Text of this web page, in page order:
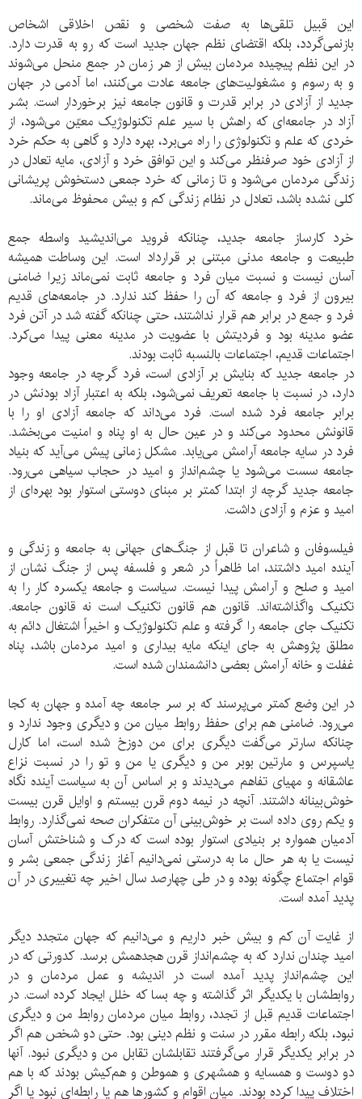
این قبیل تلقی‌ها به صفت شخصی و نقص اخلاقی اشخاص
بازنمی‌گردد، بلکه اقتضای نظم جهان جدید است که رو به قدرت دارد.
در این نظم پیچیده مردمان بیش از هر زمان در جمع منحل می‌شوند
و به رسوم و مشغولیت‌های جامعه عادت می‌کنند، اما آدمی در جهان
جدید از آزادی در برابر قدرت و قانون جامعه نیز برخوردار است. بشر
آزاد در جامعه‌ای که راهش با سیر علم تکنولوژیک معیّن می‌شود، از
خردی که علم و تکنولوژی را راه می‌برد، بهره دارد و گاهی به حکم خرد
از آزادی خود صرفنظر می‌کند و این توافق خرد و آزادی، مایه تعادل در
زندگی مردمان می‌شود و تا زمانی که خرد جمعی دستخوش پریشانی
کلی نشده باشد، تعادل در نظام زندگی کم و بیش محفوظ می‌ماند.
خرد کارساز جامعه جدید، چنانکه فروید می‌اندیشید واسطه جمع
طبیعت و جامعه مدنی مبتنی بر قرارداد است. این وساطت همیشه
آسان نیست و نسبت میان فرد و جامعه ثابت نمی‌ماند زیرا ضامنی
بیرون از فرد و جامعه که آن را حفظ کند ندارد. در جامعه‌های قدیم
فرد و جمع در برابر هم قرار نداشتند، حتی چنانکه گفته شد در آتن فرد
عضو مدینه بود و فردیتش با عضویت در مدینه معنی پیدا می‌کرد.
اجتماعات قدیم، اجتماعات بالنسبه ثابت بودند.
در جامعه جدید که بنایش بر آزادی است، فرد گرچه در جامعه وجود
دارد، در نسبت با جامعه تعریف نمی‌شود، بلکه به اعتبار آزاد بودنش در
برابر جامعه فرد شده است. فرد می‌داند که جامعه آزادی او را با
قانونش محدود می‌کند و در عین حال به او پناه و امنیت می‌بخشد.
فرد در سایه جامعه آرامش می‌یابد. مشکل زمانی پیش می‌آید که بنیاد
جامعه سست می‌شود یا چشم‌انداز و امید در حجاب سیاهی می‌رود.
جامعه جدید گرچه از ابتدا کمتر بر مبنای دوستی استوار بود بهره‌ای از
امید و عزم و آزادی داشت.
فیلسوفان و شاعران تا قبل از جنگ‌های جهانی به جامعه و زندگی و
آینده امید داشتند، اما ظاهراً در شعر و فلسفه پس از جنگ نشان از
امید و صلح و آرامش پیدا نیست. سیاست و جامعه یکسره کار را به
تکنیک واگذاشته‌اند. قانون هم قانون تکنیک است نه قانون جامعه.
تکنیک جای جامعه را گرفته و علم تکنولوژیک و اخیراً اشتغال دائم به
مطلق پژوهش به جای اینکه مایه بیداری و امید مردمان باشد، پناه
غفلت و خانه آرامش بعضی دانشمندان شده است.
در این وضع کمتر می‌پرسند که بر سر جامعه چه آمده و جهان به کجا
می‌رود. ضامنی هم برای حفظ روابط میان من و دیگری وجود ندارد و
چنانکه سارتر می‌گفت دیگری برای من دوزخ شده است، اما کارل
یاسپرس و مارتین بوبر من و دیگری یا من و تو را در نسبت نزاع
عاشقانه و مهیای تفاهم می‌دیدند و بر اساس آن به سیاست آینده نگاه
خوش‌بینانه داشتند. آنچه در نیمه دوم قرن بیستم و اوایل قرن بیست
و یکم روی داده است بر خوش‌بینی آن متفکران صحه نمی‌گذارد. روابط
آدمیان همواره بر بنیادی استوار بوده است که درک و شناختش آسان
نیست یا به هر حال ما به درستی نمی‌دانیم آغاز زندگی جمعی بشر و
قوام اجتماع چگونه بوده و در طی چهارصد سال اخیر چه تغییری در آن
پدید آمده است.
از غایت آن کم و بیش خبر داریم و می‌دانیم که جهان متجدد دیگر
امید چندان ندارد که به چشم‌انداز قرن هجدهمش برسد. کدورتی که در
این چشم‌انداز پدید آمده است در اندیشه و عمل مردمان و در
روابطشان با یکدیگر اثر گذاشته و چه بسا که خلل ایجاد کرده است. در
اجتماعات قدیم قبل از تجدد، روابط میان مردمان روابط من و دیگری
نبود، بلکه رابطه مقرر در سنت و نظم دینی بود. حتی دو شخص هم اگر
در برابر یکدیگر قرار می‌گرفتند تقابلشان تقابل من و دیگری نبود. آنها
دو دوست و همسایه و همشهری و هموطن و هم‌کیش بودند که با هم
اختلاف پیدا کرده بودند. میان اقوام و کشورها هم یا رابطه‌ای نبود یا اگر